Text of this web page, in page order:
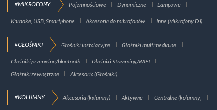
#MIKROFONY Pojemnościowe Dynamiczne Lampowe
Karaoke, USB, Smartphone Akcesoria do mikrofonów Inne (Mikrofony DJ)
#GŁOŚNIKI Głośniki instalacyjne Głośniki multimedialne
Głośniki przenośne/bluetooth
Głośniki Streaming/WIFI
Głośniki zewnętrzne
Akcesoria (Głośniki)
#KOLUMNY Akcesoria (kolumny) Aktywne Centralne (kolumny)